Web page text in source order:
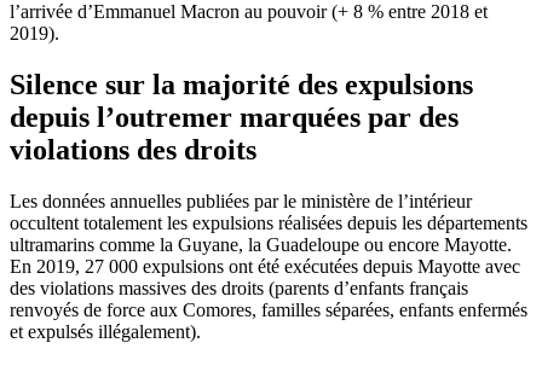
l’arrivée d’Emmanuel Macron au pouvoir (+ 8 % entre 2018 et
2019).
Silence sur la majorité des expulsions
depuis l’outremer marquées par des
violations des droits
Les données annuelles publiées par le ministère de l’intérieur
occultent totalement les expulsions réalisées depuis les départements
ultramarins comme la Guyane, la Guadeloupe ou encore Mayotte.
En 2019, 27 000 expulsions ont été exécutées depuis Mayotte avec
des violations massives des droits (parents d’enfants français
renvoyés de force aux Comores, familles séparées, enfants enfermés
et expulsés illégalement).